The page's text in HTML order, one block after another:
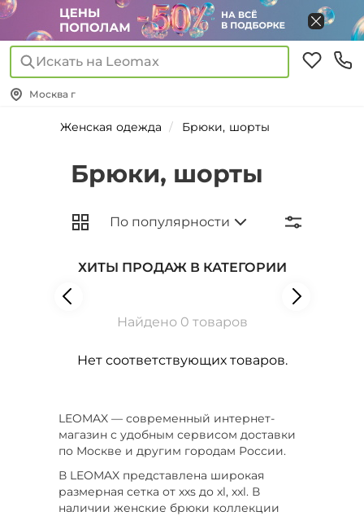
Искать на Leomax
Москва г
Женская одежда Брюки, шорты
Брюки, шорты
ХИТЫ ПРОДАЖ В КАТЕГОРИИ
Найдено 0 товаров
Нет соответствующих товаров.
LEOMAX — современный интернет-
магазин с удобным сервисом доставки
по Москве и другим городам России.
В LEOMAX представлена широкая
размерная сетка от xxs до xl, xxl. В
наличии женские брюки коллекции